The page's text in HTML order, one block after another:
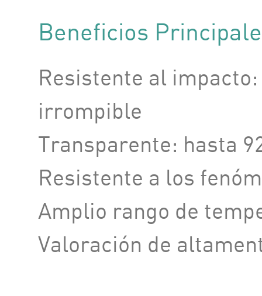
Beneficios
Resistente al
irrompible
Transparente: hasta
Resistente a los
Amplio rango de
Valoración de